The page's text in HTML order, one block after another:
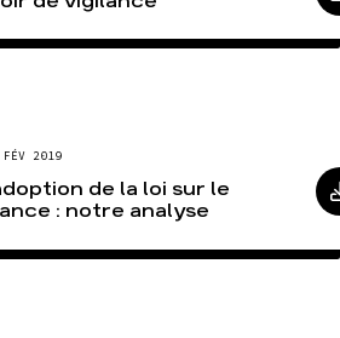
2019
de la loi sur le
: notre analyse